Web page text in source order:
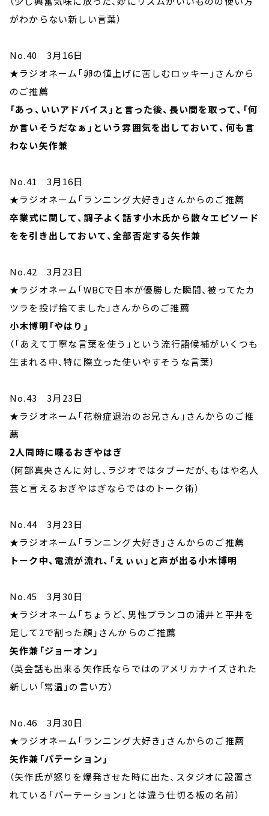
がわからない新しい言葉）
No.40 3月16日
★ラジオネーム「卵の値上げに苦しむロッキー」さんから
のご推薦
「あっ、いいアドバイス」と言った後、長い間を取って、「何
か言いそうだなぁ」という雰囲気を出しておいて、何も言
わない矢作兼
No.41 3月16日
★ラジオネーム「ランニング大好き」さんからのご推薦
卒業式に関して、調子よく話す小木氏から散々エピソード
をを引き出しておいて、全部否定する矢作兼
No.42 3月23日
★ラジオネーム「WBCで日本が優勝した瞬間、被ってたカ
ツラを投げ捨てました」さんからのご推薦
小木博明「やはり」
（「あえて丁寧な言葉を使う」という流行語候補がいくつも
生まれる中、特に際立った使いやすそうな言葉）
No.43 3月23日
★ラジオネーム「花粉症退治のお兄さん」さんからのご推
薦
2人同時に喋るおぎやはぎ
（阿部真央さんに対し、ラジオではタブーだが、もはや名人
芸と言えるおぎやはぎならではのトーク術）
No.44 3月23日
★ラジオネーム「ランニング大好き」さんからのご推薦
トーク中、電流が流れ、「えぃぃ」と声が出る小木博明
No.45 3月30日
★ラジオネーム「ちょうど、男性ブランコの浦井と平井を
足して2で割った顔」さんからのご推薦
矢作兼「ジョーオン」
（英会話も出来る矢作氏ならではのアメリカナイズされた
新しい「常温」の言い方）
No.46 3月30日
★ラジオネーム「ランニング大好き」さんからのご推薦
矢作兼「パテーション」
（矢作氏が怒りを爆発させた時に出た、スタジオに設置さ
れている「パーテーション」とは違う仕切る板の名前）